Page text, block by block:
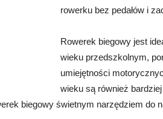
rowerku bez pedałów i
Rowerek biegowy jest
wieku przedszkolnym,
umiejętności
wieku są również
biegowy świetnym narzędziem do